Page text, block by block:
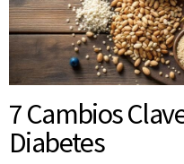
7 Cambios
Diabetes